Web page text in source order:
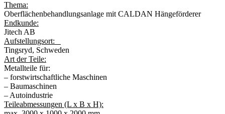
Thema:
Oberflächenbehandlungsanlage mit CALDAN Hängeförderer
Endkunde:
Jitech AB
Aufstellungsort:
Tingsryd, Schweden
Art der Teile:
Metallteile für:
– forstwirtschaftliche Maschinen
– Baumaschinen
– Autoindustrie
Teileabmessungen (L x B x H):